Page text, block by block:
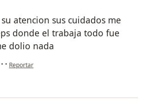
atencion sus cuidados me
donde el trabaja todo fue
dolio nada
• • en opinión del usuario paciente
Reportar